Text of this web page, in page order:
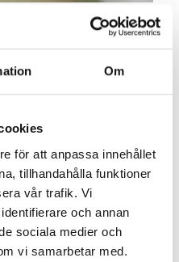
Om
för att anpassa innehållet
tillhandahålla funktioner
vår trafik. Vi
och annan
sociala medier och
vi samarbetar med.
åtgärda problem.